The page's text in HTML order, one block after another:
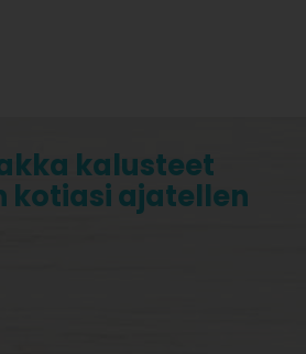
kalusteet
kotiasi ajatellen